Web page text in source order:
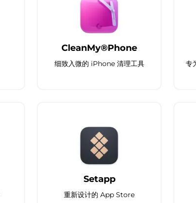
CleanMy®Phone
细致入微的 iPhone 清理工具 专
Setapp
重新设计的 App Store